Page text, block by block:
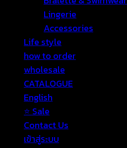
Lingerie
Accessories
Life style
how to order
wholesale
CATALOGUE
English
⭐ Sale
Contact Us
เข้าสู่ระบบ